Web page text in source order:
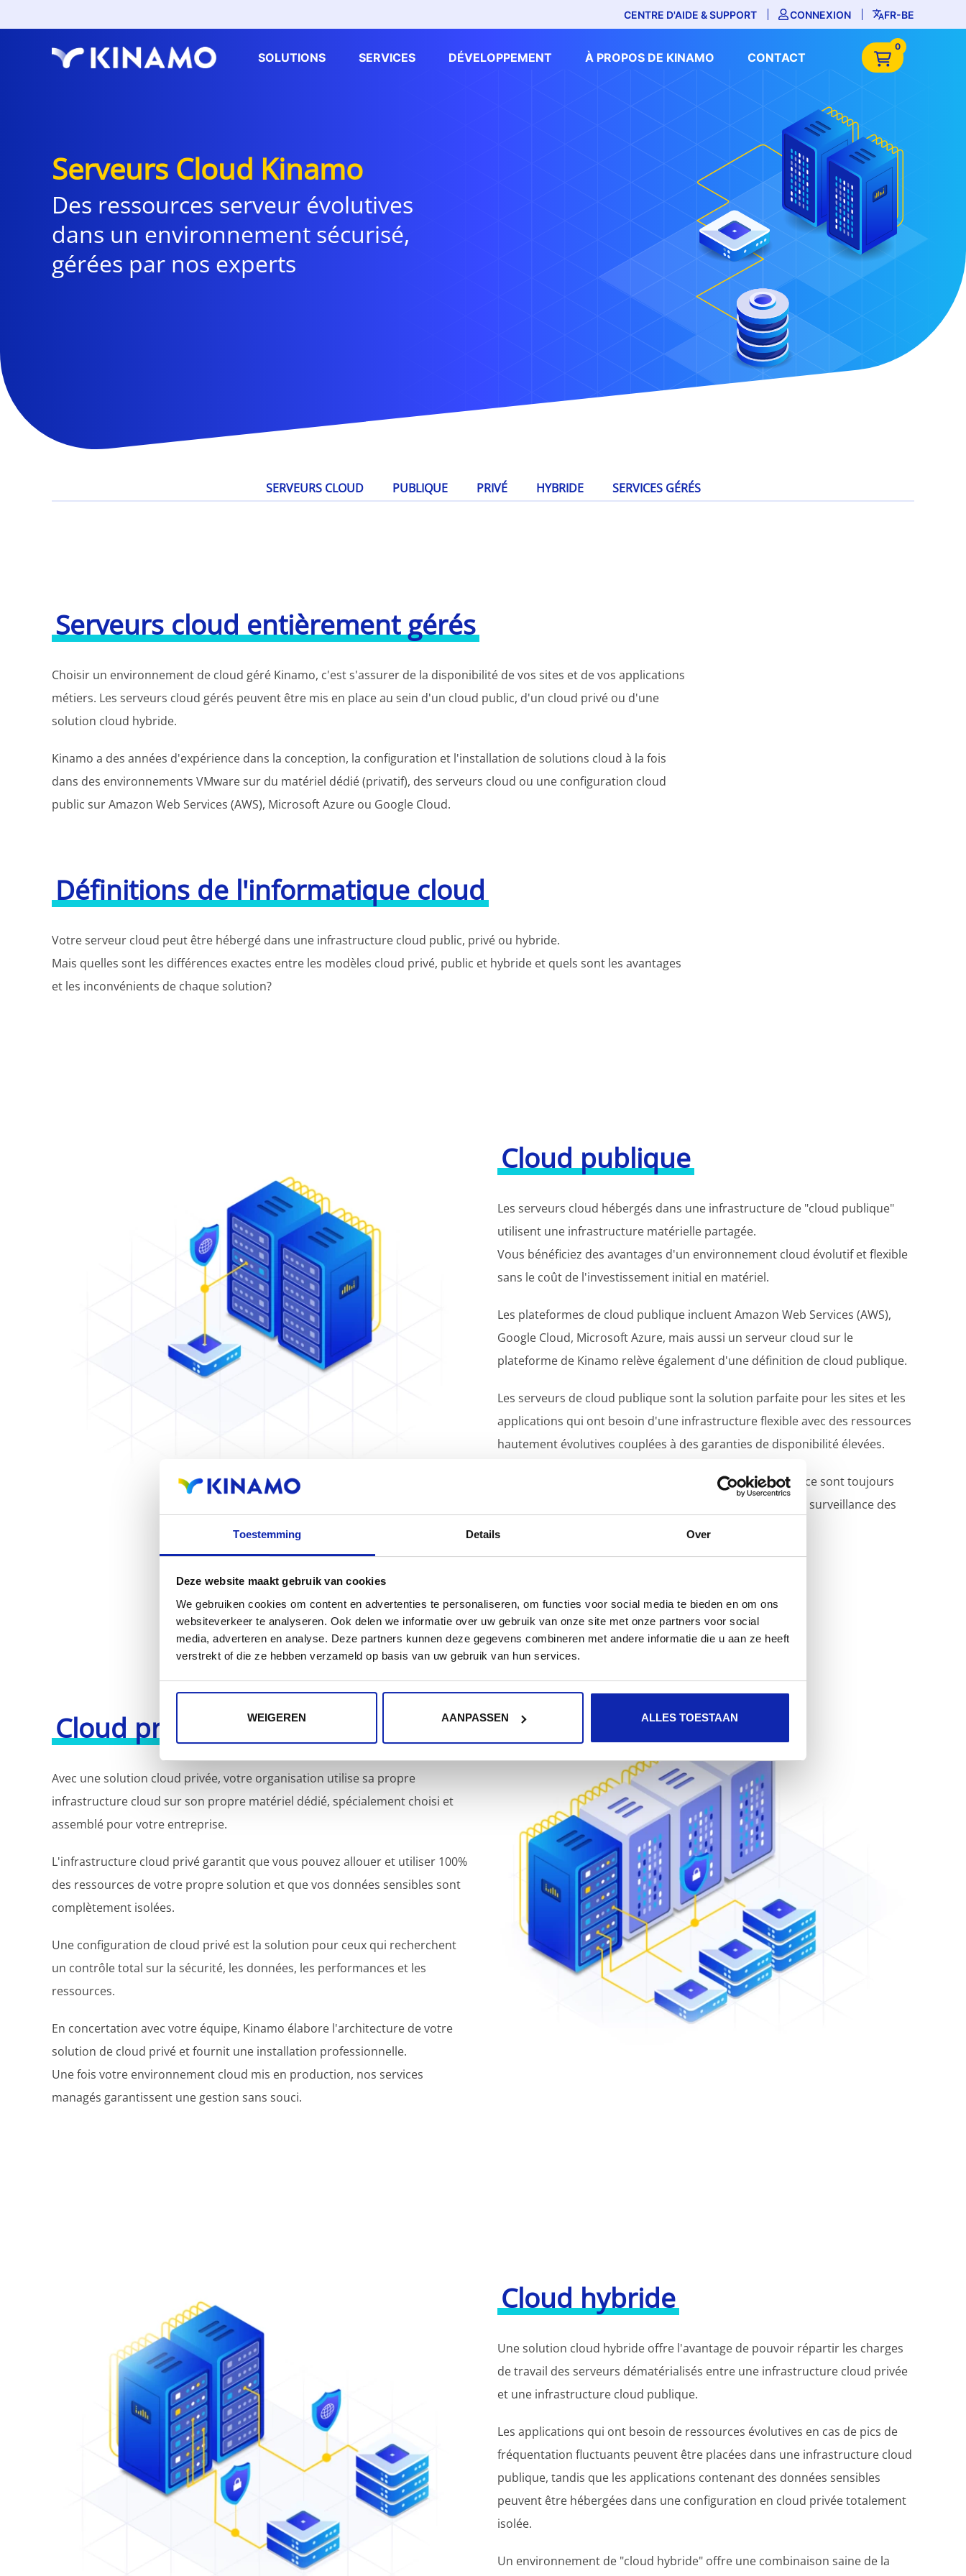
Toestemming Details Over
Deze website maakt gebruik van cookies
We gebruiken cookies om content en advertenties te personaliseren, om functies voor social media te bieden en om ons
websiteverkeer te analyseren. Ook delen we informatie over uw gebruik van onze site met onze partners voor social
media, adverteren en analyse. Deze partners kunnen deze gegevens combineren met andere informatie die u aan ze heeft
verstrekt of die ze hebben verzameld op basis van uw gebruik van hun services.
WEIGEREN AANPASSEN ALLES TOESTAAN
CENTRE D'AIDE & SUPPORT CONNEXION FR-BE
SOLUTIONS SERVICES DÉVELOPPEMENT À PROPOS DE KINAMO CONTACT
0
Serveurs Cloud Kinamo
Des ressources serveur évolutives
dans un environnement sécurisé,
gérées par nos experts
SERVEURS CLOUD PUBLIQUE PRIVÉ HYBRIDE SERVICES GÉRÉS
Serveurs cloud entièrement gérés
Choisir un environnement de cloud géré Kinamo, c'est s'assurer de la disponibilité de vos sites et de vos applications
métiers. Les serveurs cloud gérés peuvent être mis en place au sein d'un cloud public, d'un cloud privé ou d'une
solution cloud hybride.
Kinamo a des années d'expérience dans la conception, la configuration et l'installation de solutions cloud à la fois
dans des environnements VMware sur du matériel dédié (privatif), des serveurs cloud ou une configuration cloud
public sur Amazon Web Services (AWS), Microsoft Azure ou Google Cloud.
Définitions de l'informatique cloud
Votre serveur cloud peut être hébergé dans une infrastructure cloud public, privé ou hybride.
Mais quelles sont les différences exactes entre les modèles cloud privé, public et hybride et quels sont les avantages
et les inconvénients de chaque solution?
Cloud publique
Les serveurs cloud hébergés dans une infrastructure de "cloud publique"
utilisent une infrastructure matérielle partagée.
Vous bénéficiez des avantages d'un environnement cloud évolutif et flexible
sans le coût de l'investissement initial en matériel.
Les plateformes de cloud publique incluent Amazon Web Services (AWS),
Google Cloud, Microsoft Azure, mais aussi un serveur cloud sur le
plateforme de Kinamo relève également d'une définition de cloud publique.
Les serveurs de cloud publique sont la solution parfaite pour les sites et les
applications qui ont besoin d'une infrastructure flexible avec des ressources
hautement évolutives couplées à des garanties de disponibilité élevées.
Les serveurs de cloud publique que nous mettons en place sont toujours
gérés: Kinamo s'occupe de la gestion, mise à jour et de la surveillance des
Cloud privé
Avec une solution cloud privée, votre organisation utilise sa propre
infrastructure cloud sur son propre matériel dédié, spécialement choisi et
assemblé pour votre entreprise.
L'infrastructure cloud privé garantit que vous pouvez allouer et utiliser 100%
des ressources de votre propre solution et que vos données sensibles sont
complètement isolées.
Une configuration de cloud privé est la solution pour ceux qui recherchent
un contrôle total sur la sécurité, les données, les performances et les
ressources.
En concertation avec votre équipe, Kinamo élabore l'architecture de votre
solution de cloud privé et fournit une installation professionnelle.
Une fois votre environnement cloud mis en production, nos services
managés garantissent une gestion sans souci.
Cloud hybride
Une solution cloud hybride offre l'avantage de pouvoir répartir les charges
de travail des serveurs dématérialisés entre une infrastructure cloud privée
et une infrastructure cloud publique.
Les applications qui ont besoin de ressources évolutives en cas de pics de
fréquentation fluctuants peuvent être placées dans une infrastructure cloud
publique, tandis que les applications contenant des données sensibles
peuvent être hébergées dans une configuration en cloud privée totalement
isolée.
Un environnement de "cloud hybride" offre une combinaison saine de la